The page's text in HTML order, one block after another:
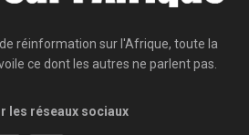
réinformation sur l'Afrique, toute la
ce dont les autres ne parlent pas.
les réseaux sociaux